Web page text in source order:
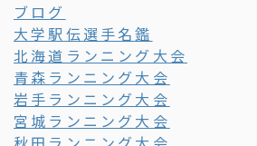
ブログ
大学駅伝選手名鑑
北海道ランニング大会
青森ランニング大会
岩手ランニング大会
宮城ランニング大会